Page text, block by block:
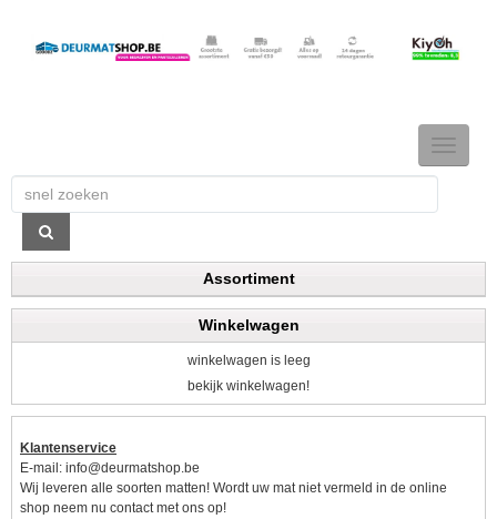
TOGGLE
Assortiment
Winkelwagen
winkelwagen is leeg
bekijk winkelwagen!
Klantenservice
E-mail: info@deurmatshop.be
Wij leveren alle soorten matten! Wordt uw mat niet vermeld in de online
shop neem nu contact met ons op!